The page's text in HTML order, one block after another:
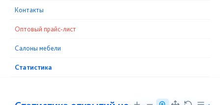
Контакты
Оптовый прайс-лист
Cалоны мебели
Статистика